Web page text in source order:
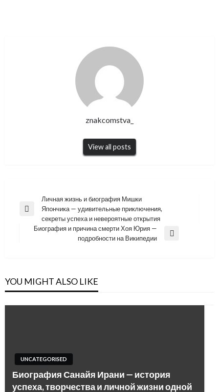
znakcomstva_
View all posts
Навигация
по
записям
Previous
Личная жизнь и биография Мишки
Япончика — удивительные приключения,
секреты успеха и невероятные открытия
Биография и причина смерти Хоя Юрия —
подробности на Википедии
YOU MIGHT ALSO LIKE
UNCATEGORISED
Биография Санайя Ирани — история
успеха, творчества и личной жизни одной